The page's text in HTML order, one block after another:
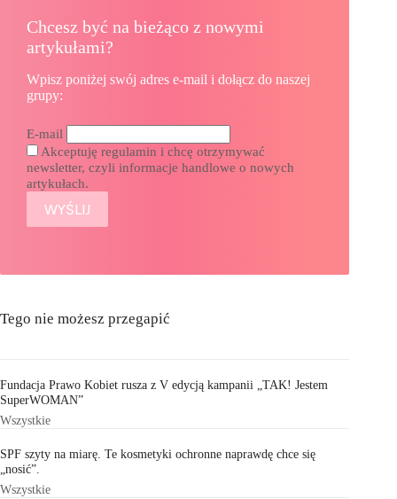
Chcesz być na bieżąco z nowymi
artykułami?
Wpisz poniżej swój adres e-mail i dołącz do naszej
grupy:
E-mail
Akceptuję regulamin i chcę otrzymywać
newsletter, czyli informacje handlowe o nowych
artykułach.
Tego nie możesz przegapić
Fundacja Prawo Kobiet rusza z V edycją kampanii „TAK! Jestem
SuperWOMAN”
Wszystkie
SPF szyty na miarę. Te kosmetyki ochronne naprawdę chce się
„nosić”.
Wszystkie